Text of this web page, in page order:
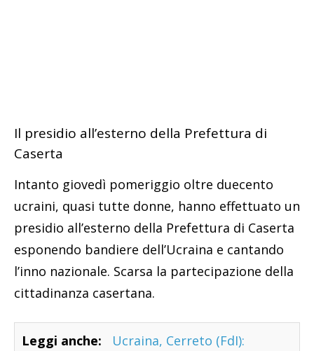
Il presidio all’esterno della Prefettura di
Caserta
Intanto giovedì pomeriggio oltre duecento
ucraini, quasi tutte donne, hanno effettuato un
presidio all’esterno della Prefettura di Caserta
esponendo bandiere dell’Ucraina e cantando
l’inno nazionale. Scarsa la partecipazione della
cittadinanza casertana.
Leggi anche:
Ucraina, Cerreto (FdI):